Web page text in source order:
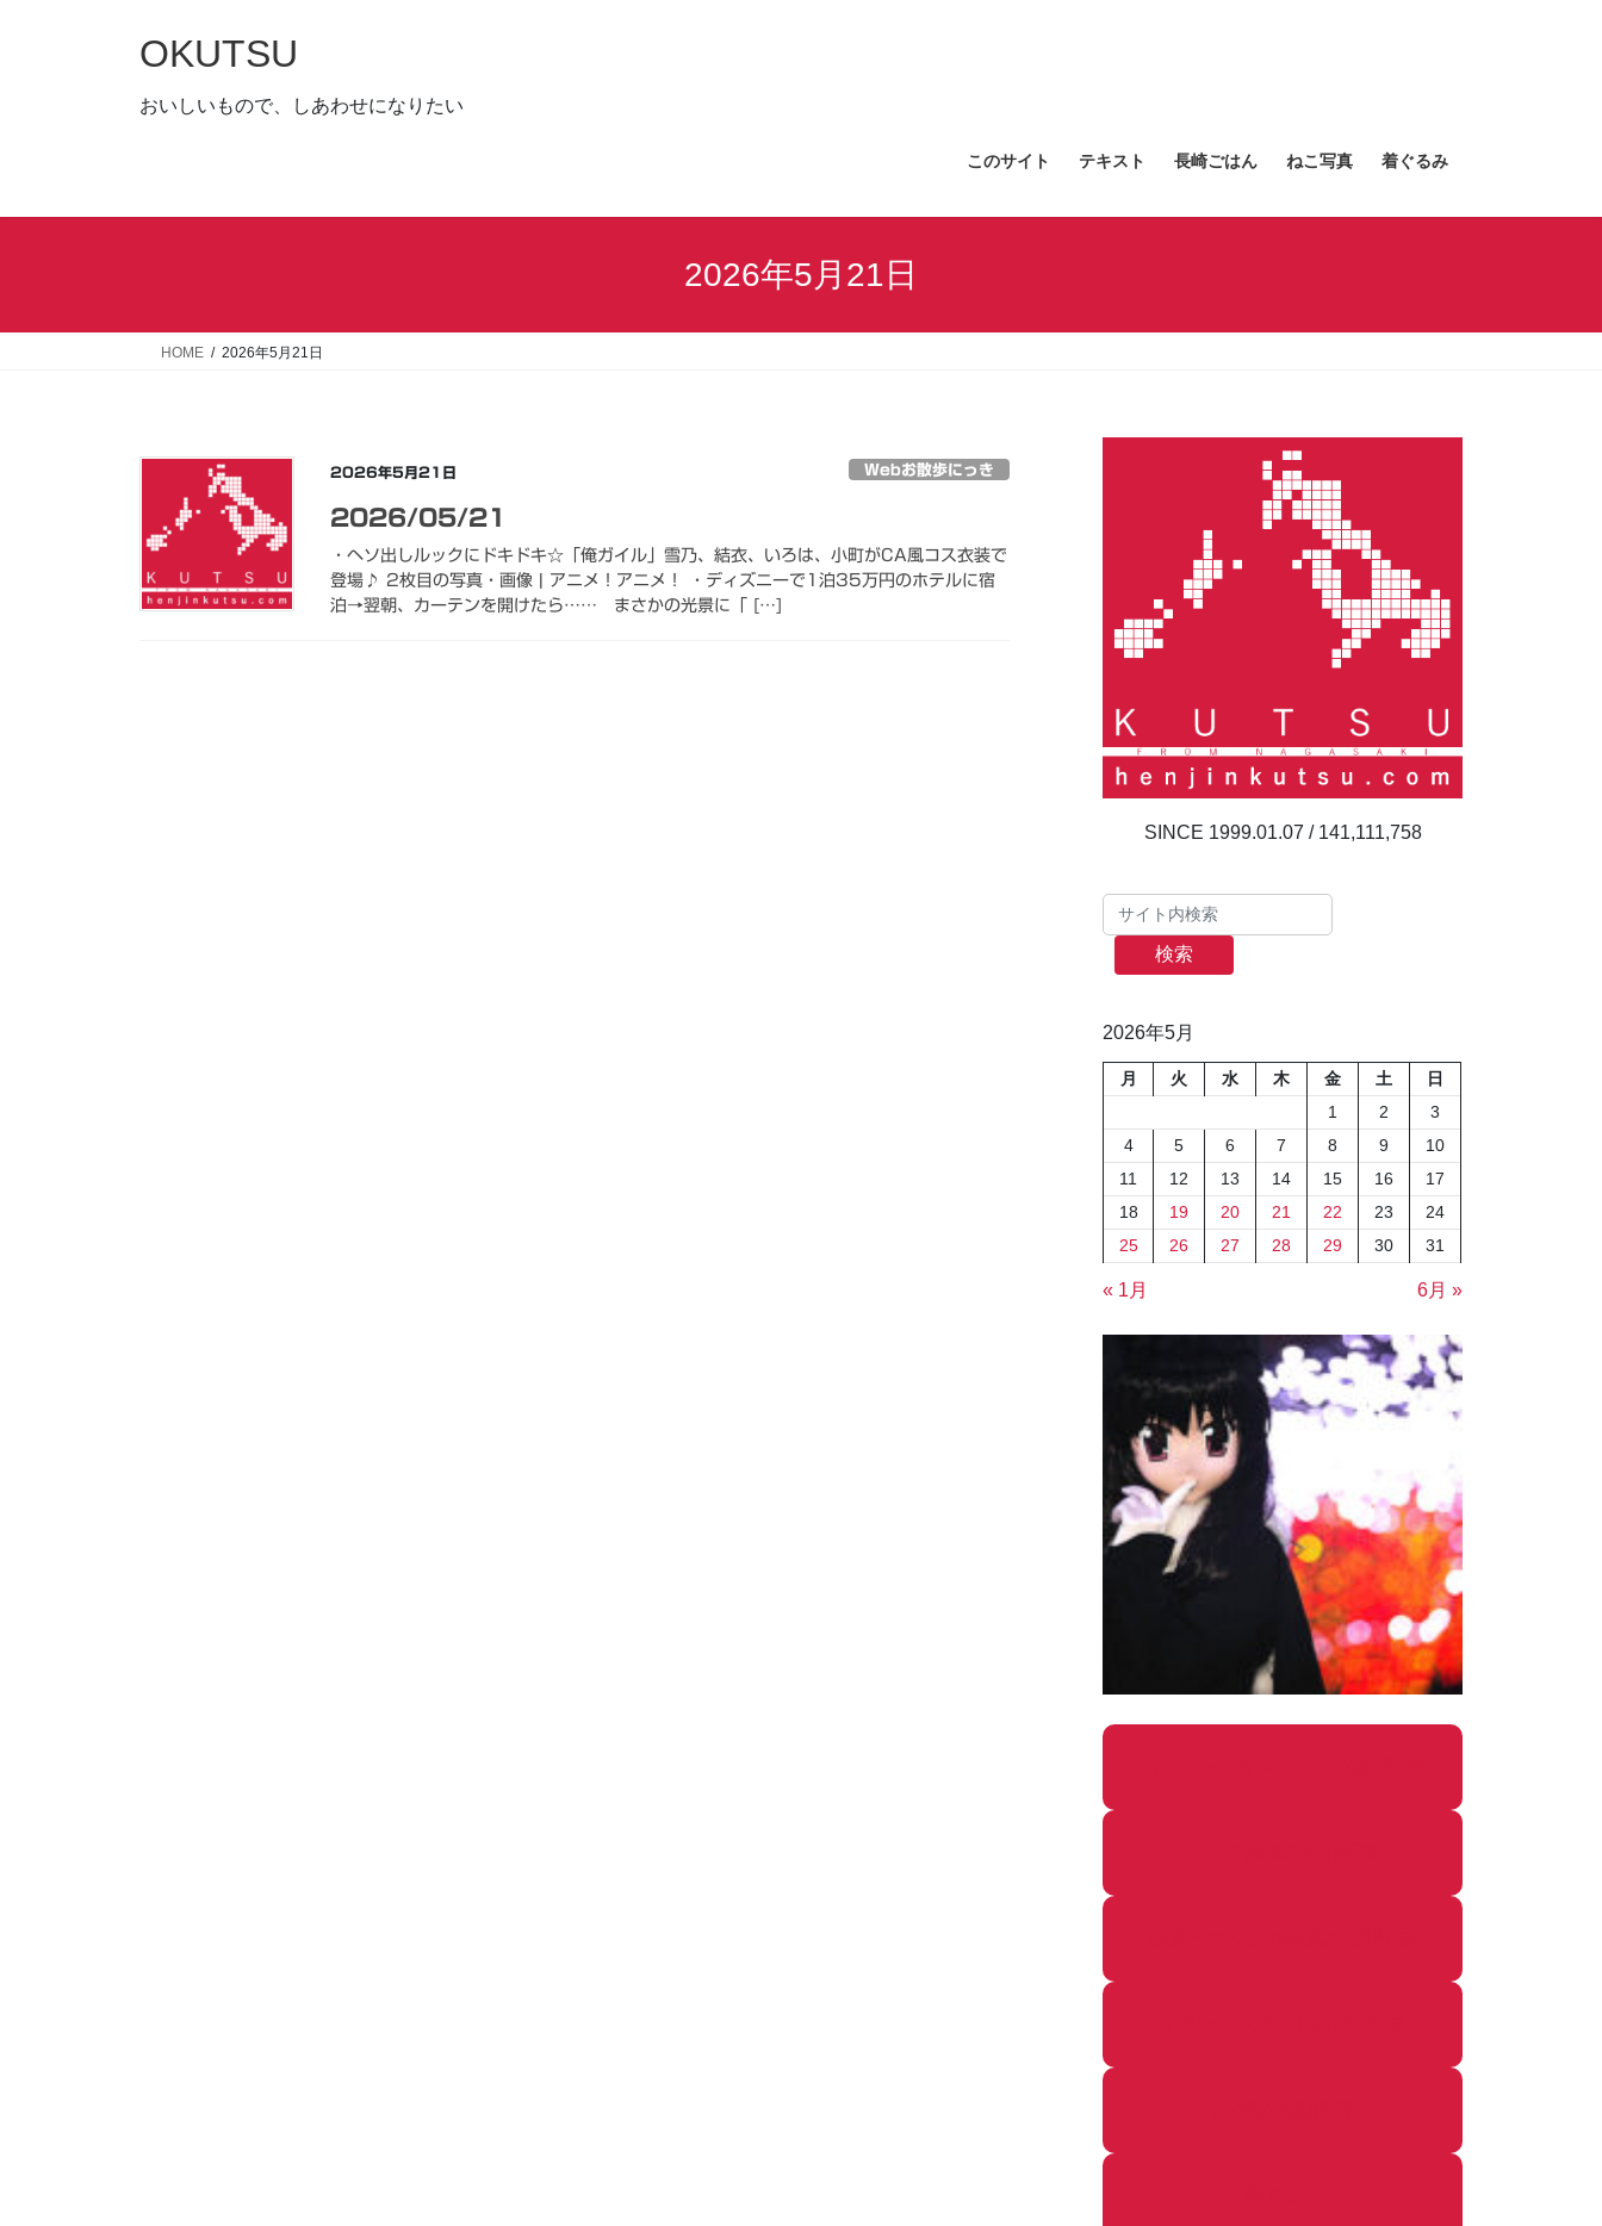
キ
に
OKUTSU
おいしいもので、しあわせになりたい
このサイト テキスト 長崎ごはん ねこ写真 着ぐるみ
2026年5月21日
HOME 2026年5月21日
2026年5月21日 Webお散歩にっき
2026/05/21
・ヘソ出しルックにドキドキ☆「俺ガイル」雪乃、結衣、いろは、小町がCA風コス衣装で
登場♪ 2枚目の写真・画像 | アニメ！アニメ！ ・ディズニーで1泊35万円のホテルに宿
泊→翌朝、カーテンを開けたら…… まさかの光景に「 […]
141,111,758
検索
2026年5月
月 火 水 木 金 土
日
1
2
3
4
5 6 7 8 9
10
11
12 13 14 15 16
17
18
19 20 21 22 23
24
25
26 27 28 29 30 31
« 1月 6月 »